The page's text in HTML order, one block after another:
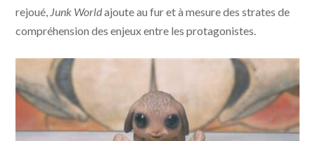
rejoué, Junk Worldajoute au fur et à mesure des strates de
compréhension des enjeux entre les protagonistes.